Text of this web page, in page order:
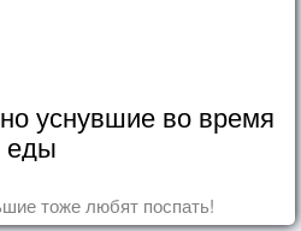
уснувшие во время
еды
тоже любят поспать!